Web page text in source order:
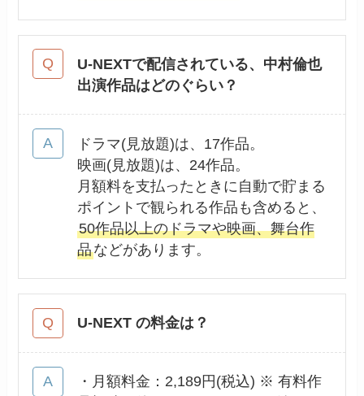
U-NEXTで配信されている、中村倫也
出演作品はどのぐらい？
ドラマ(見放題)は、17作品。
映画(見放題)は、24作品。
月額料を支払ったときに自動で貯まる
ポイントで観られる作品も含めると、
50作品以上のドラマや映画、舞台作
品などがあります。
U-NEXT の料金は？
・月額料金：2,189円(税込) ※ 有料作